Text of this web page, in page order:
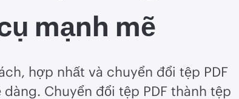
mạnh mẽ
hợp nhất và chuyển đổi tệp PDF
Chuyển đổi tệp PDF thành tệp